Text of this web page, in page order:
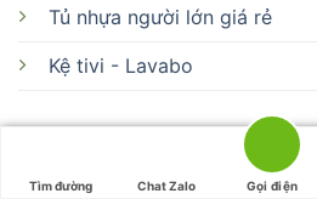
Tủ nhựa người lớn giá rẻ
Kệ tivi - Lavabo
Tìm đường Chat Zalo Gọi điện